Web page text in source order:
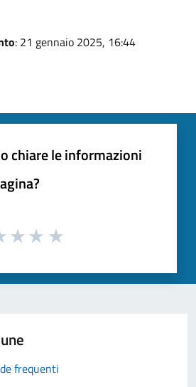
: 21 gennaio 2025, 16:44
chiare le informazioni
frequenti